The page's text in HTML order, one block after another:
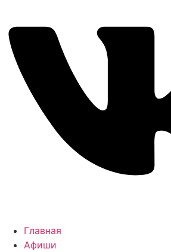
Главная
Афиши